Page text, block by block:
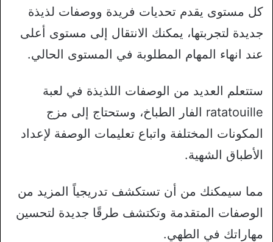
كل مستوى يقدم تحديات فريدة ووصفات لذيذة
جديدة لتجربتها، يمكنك الانتقال إلى مستوى أعلى
عند انهاء المهام المطلوبة في المستوى الحالي.
ستتعلم العديد من الوصفات اللذيذة في لعبة
ratatouille الفار الطباخ، وستحتاج إلى مزج
المكونات المختلفة واتباع تعليمات الوصفة لإعداد
الأطباق الشهية.
مما سيمكنك من أن تستكشف تدريجياً المزيد من
الوصفات المتقدمة وتكتشف طرقًا جديدة لتحسين
مهاراتك في الطهي.